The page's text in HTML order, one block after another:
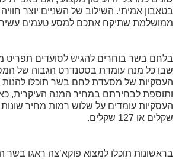
בטאבון אמיתי. השילוב של השניים יוצר
ממושלמת שתיקח אתכם למסע טעמים עשיר
בלחם בשר בוחרים להגיש לסועדים תפריט
שבו כל מנה עומדת בסטנדרט הגבוה של
העסקיות של מסעדת לחם בשר תוכלו
ותוספת לבחירתם במחיר המנה העיקרית,
שקלים או 127 שקלים.
בראשונות תוכלו למצוא פוקא’צה ראגו